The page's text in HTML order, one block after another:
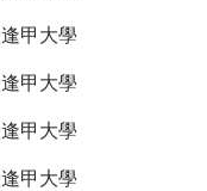
逢甲大學
逢甲大學
逢甲大學
逢甲大學